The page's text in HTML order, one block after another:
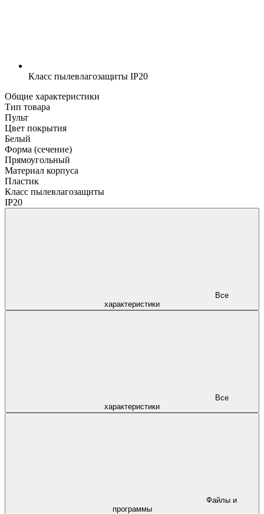
Класс пылевлагозащиты IP20
Общие характеристики
Тип товара
Пульт
Цвет покрытия
Белый
Форма (сечение)
Прямоугольный
Материал корпуса
Пластик
Класс пылевлагозащиты
IP20
характеристики
характеристики
программы